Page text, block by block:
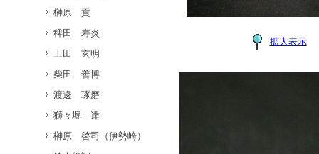
榊原 貢
稗田 寿炎
上田 玄明
柴田 善博
渡邊 琢磨
獅々堀 達
榊原 啓司（伊勢崎）
拡大表示